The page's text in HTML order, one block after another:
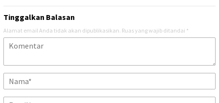
Tinggalkan Balasan
Alamat email Anda tidak akan dipublikasikan. Ruas yang wajib ditandai *